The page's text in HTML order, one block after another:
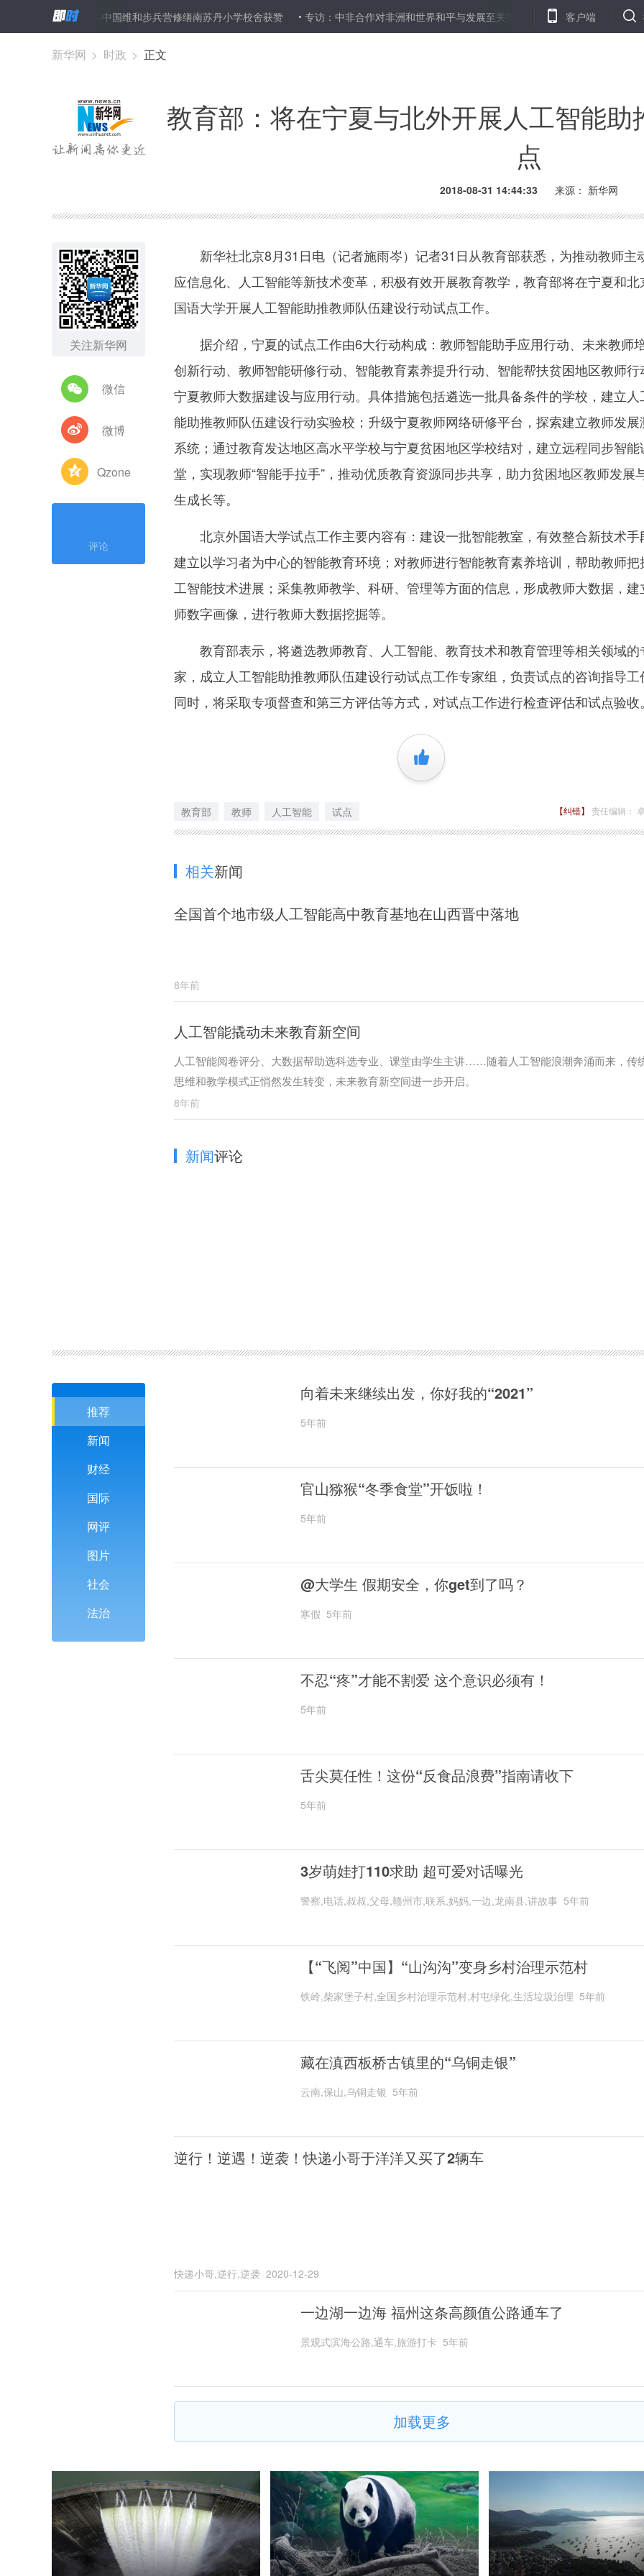
朋友！”——中国维和步兵营修缮南苏丹小学校舍获赞 专访：中非合作对非洲和世界和平与发展至关重要——访联合国秘书长古特雷斯
客户端
新华网 > 时政 > 正文
教育部：将在宁夏与北外开展人工智能
点
2018-08-31 14:44:33 来源： 新华网
关注新华网
微信
微博
Qzone
评论
新华社北京8月31日电（记者施雨岑）记者31日从教育部获悉，为推动教师主
应信息化、人工智能等新技术变革，积极有效开展教育教学，教育部将在宁夏和北
国语大学开展人工智能助推教师队伍建设行动试点工作。
据介绍，宁夏的试点工作由6大行动构成：教师智能助手应用行动、未来教师
创新行动、教师智能研修行动、智能教育素养提升行动、智能帮扶贫困地区教师行
宁夏教师大数据建设与应用行动。具体措施包括遴选一批具备条件的学校，建立人
能助推教师队伍建设行动实验校；升级宁夏教师网络研修平台，探索建立教师发展
系统；通过教育发达地区高水平学校与宁夏贫困地区学校结对，建立远程同步智能
堂，实现教师“智能手拉手”，推动优质教育资源同步共享，助力贫困地区教师发展
生成长等。
北京外国语大学试点工作主要内容有：建设一批智能教室，有效整合新技术手
建立以学习者为中心的智能教育环境；对教师进行智能教育素养培训，帮助教师把
工智能技术进展；采集教师教学、科研、管理等方面的信息，形成教师大数据，建
师数字画像，进行教师大数据挖掘等。
教育部表示，将遴选教师教育、人工智能、教育技术和教育管理等相关领域的
家，成立人工智能助推教师队伍建设行动试点工作专家组，负责试点的咨询指导工
同时，将采取专项督查和第三方评估等方式，对试点工作进行检查评估和试点验收
+1
教育部 教师 人工智能 试点 【纠错】 责任编辑：
相关新闻
全国首个地市级人工智能高中教育基地在山西晋中落地
8年前
人工智能撬动未来教育新空间
人工智能阅卷评分、大数据帮助选科选专业、课堂由学生主讲……随着人工智能浪潮奔涌而来，传
思维和教学模式正悄然发生转变，未来教育新空间进一步开启。
8年前
新闻评论
推荐
新闻
财经
国际
网评
图片
社会
法治
向着未来继续出发，你好我的“2021”
5年前
官山猕猴“冬季食堂”开饭啦！
5年前
@大学生 假期安全，你get到了吗？
寒假 5年前
不忍“疼”才能不割爱 这个意识必须有！
5年前
舌尖莫任性！这份“反食品浪费”指南请收下
5年前
3岁萌娃打110求助 超可爱对话曝光
警察,电话,叔叔,父母,赣州市,联系,妈妈,一边,龙南县,讲故事 5年前
【“飞阅”中国】“山沟沟”变身乡村治理示范村
铁岭,柴家堡子村,全国乡村治理示范村,村屯绿化,生活垃圾治理 5年前
藏在滇西板桥古镇里的“乌铜走银”
云南,保山,乌铜走银 5年前
逆行！逆遇！逆袭！快递小哥于洋洋又买了2辆车
快递小哥,逆行,逆袭 2020-12-29
一边湖一边海 福州这条高颜值公路通车了
景观式滨海公路,通车,旅游打卡 5年前
加载更多